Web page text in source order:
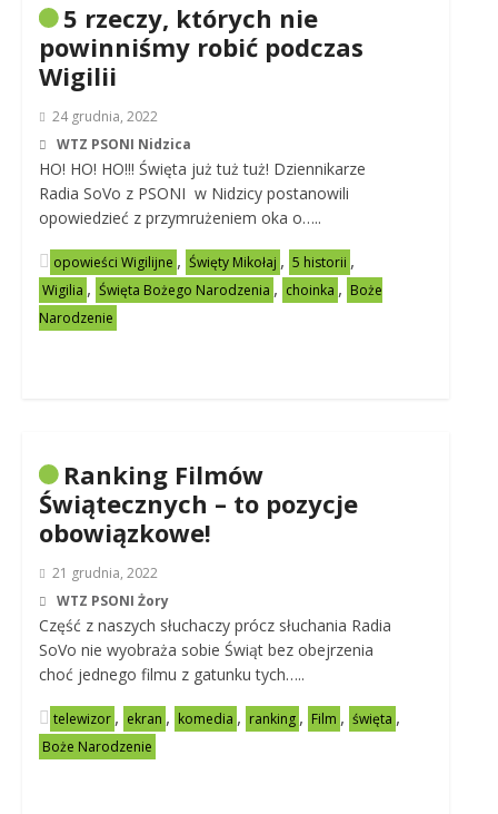
5 rzeczy, których nie
powinniśmy robić podczas
Wigilii
24 grudnia, 2022
WTZ PSONI Nidzica
HO! HO! HO!!! Święta już tuż tuż! Dziennikarze
Radia SoVo z PSONI w Nidzicy postanowili
opowiedzieć z przymrużeniem oka o…..
opowieści Wigilijne , Święty Mikołaj , 5 historii ,
Wigilia , Święta Bożego Narodzenia , choinka , Boże
Narodzenie
Ranking Filmów
Świątecznych – to pozycje
obowiązkowe!
21 grudnia, 2022
WTZ PSONI Żory
Część z naszych słuchaczy prócz słuchania Radia
SoVo nie wyobraża sobie Świąt bez obejrzenia
choć jednego filmu z gatunku tych…..
telewizor , ekran , komedia , ranking , Film , święta ,
Boże Narodzenie